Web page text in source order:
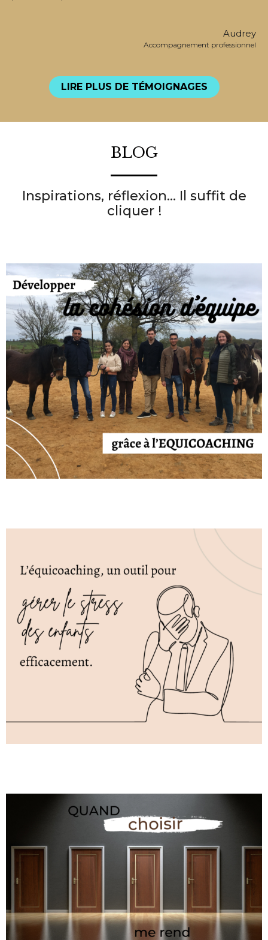
Audrey
Accompagnement professionnel
LIRE PLUS DE TÉMOIGNAGES
BLOG
Inspirations, réflexion… Il suffit de
cliquer !